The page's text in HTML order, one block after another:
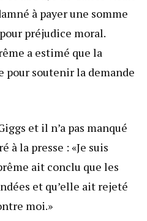
à payer une somme
préjudice moral.
a estimé que la
pour soutenir la demande
et il n’a pas manqué
à la presse : «Je suis
ait conclu que les
et qu’elle ait rejeté
moi.»